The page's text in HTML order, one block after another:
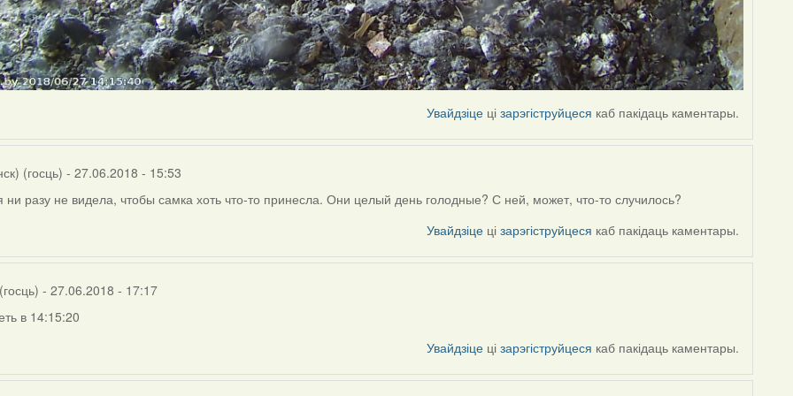
Увайдзіце цізарэгіструйцеся каб пакідаць каментары.
(госць) - 27.06.2018 - 15:53
ни разу не видела, чтобы самка хоть что-то принесла. Они целый день голодные? С ней, может, что-то случилось?
Увайдзіце цізарэгіструйцеся каб пакідаць каментары.
- 27.06.2018 - 17:17
в 14:15:20
Увайдзіце цізарэгіструйцеся каб пакідаць каментары.